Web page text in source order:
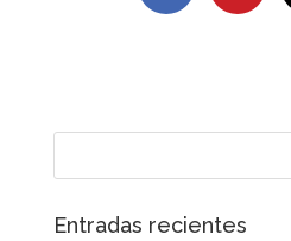
Entradas recientes